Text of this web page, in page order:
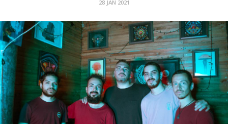
28 JAN 2021